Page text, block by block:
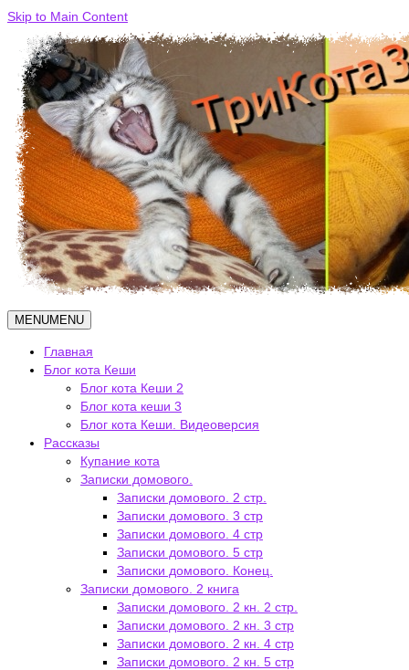
Skip to Main Content
MENUMENU
Главная
Блог кота Кеши
Блог кота Кеши 2
Блог кота кеши 3
Блог кота Кеши. Видеоверсия
Рассказы
Купание кота
Записки домового.
Записки домового. 2 стр.
Записки домового. 3 стр
Записки домового. 4 стр
Записки домового. 5 стр
Записки домового. Конец.
Записки домового. 2 книга
Записки домового. 2 кн. 2 стр.
Записки домового. 2 кн. 3 стр
Записки домового. 2 кн. 4 стр
Записки домового. 2 кн. 5 стр